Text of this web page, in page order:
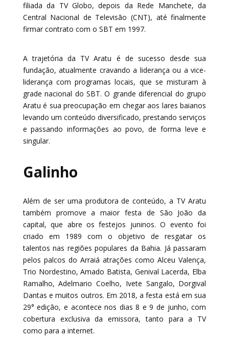
filiada da TV Globo, depois da Rede Manchete, da
Central Nacional de Televisão (CNT), até finalmente
firmar contrato com o SBT em 1997.
A trajetória da TV Aratu é de sucesso desde sua
fundação, atualmente cravando a liderança ou a vice-
liderança com programas locais, que se misturam à
grade nacional do SBT. O grande diferencial do grupo
Aratu é sua preocupação em chegar aos lares baianos
levando um conteúdo diversificado, prestando serviços
e passando informações ao povo, de forma leve e
singular.
Galinho
Além de ser uma produtora de conteúdo, a TV Aratu
também promove a maior festa de São João da
capital, que abre os festejos juninos. O evento foi
criado em 1989 com o objetivo de resgatar os
talentos nas regiões populares da Bahia. Já passaram
pelos palcos do Arraiá atrações como Alceu Valença,
Trio Nordestino, Amado Batista, Genival Lacerda, Elba
Ramalho, Adelmario Coelho, Ivete Sangalo, Dorgival
Dantas e muitos outros. Em 2018, a festa está em sua
29° edição, e acontece nos dias 8 e 9 de junho, com
cobertura exclusiva da emissora, tanto para a TV
como para a internet.